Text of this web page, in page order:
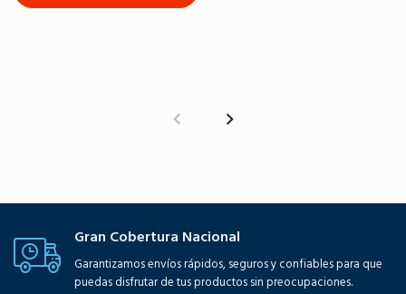
Gran Cobertura Nacional
Garantizamos envíos rápidos, seguros y confiables para que
puedas disfrutar de tus productos sin preocupaciones.